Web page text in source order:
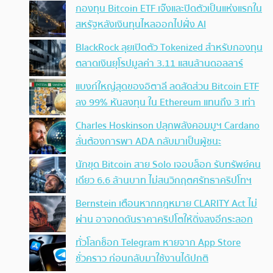
กองทุน Bitcoin ETF เจ๊งและปิดตัวเป็นแห่งแรกใน
สหรัฐหลังเงินทุนไหลออกไปฝั่ง AI
BlackRock ลุยเปิดตัว Tokenized สำหรับกองทุน
ตลาดเงินยุโรปมูลค่า 3.11 แสนล้านดอลลาร์
แบงก์ใหญ่สุดของอิตาลี ลดสัดส่วน Bitcoin ETF
ลง 99% หันลงทุน ใน Ethereum แทนถึง 3 เท่า
Charles Hoskinson ปลุกพลังคอมมูฯ Cardano
ลั่นต้องการพา ADA กลับมาเป็นผู้ชนะ
นักขุด Bitcoin สาย Solo เจอบล็อก รับทรัพย์คน
เดียว 6.6 ล้านบาท ไม่สนวิกฤตศรัทธาคริปโทฯ
Bernstein เตือนหากกฎหมาย CLARITY Act ไม่
ผ่าน อาจกดดันราคาคริปโตให้ดิ่งลงอีกระลอก
ทั่วโลกช็อก Telegram หายจาก App Store
ชั่วคราว ก่อนกลับมาใช้งานได้ปกติ